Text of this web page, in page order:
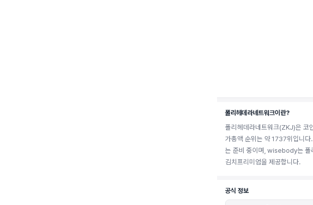
폴리헤데라네트워크이란?
폴리헤데라네트워크(ZKJ)은 코
가총액 순위는 약 1737위입니
는 준비 중이며, wisebody는 폴
김치프리미엄을 제공합니다.
공식 정보